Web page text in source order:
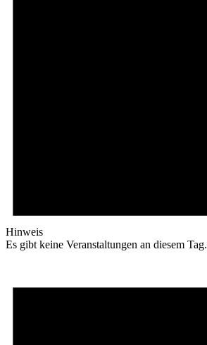
Hinweis
Es gibt keine Veranstaltungen an diesem Tag.